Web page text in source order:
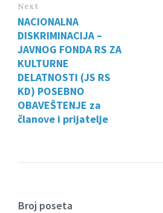
Next
NACIONALNA
DISKRIMINACIJA –
JAVNOG FONDA RS ZA
KULTURNE
DELATNOSTI (JS RS
KD) POSEBNO
OBAVEŠTENJE za
članove i prijatelje
Broj poseta